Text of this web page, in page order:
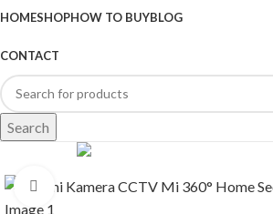
HOMESHOPHOW TO BUYBLOG
CONTACT
Search
Click to enlarge